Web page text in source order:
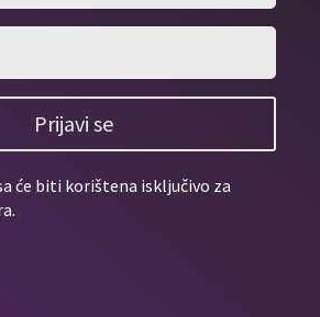
Prijavi se
će biti korištena isključivo za